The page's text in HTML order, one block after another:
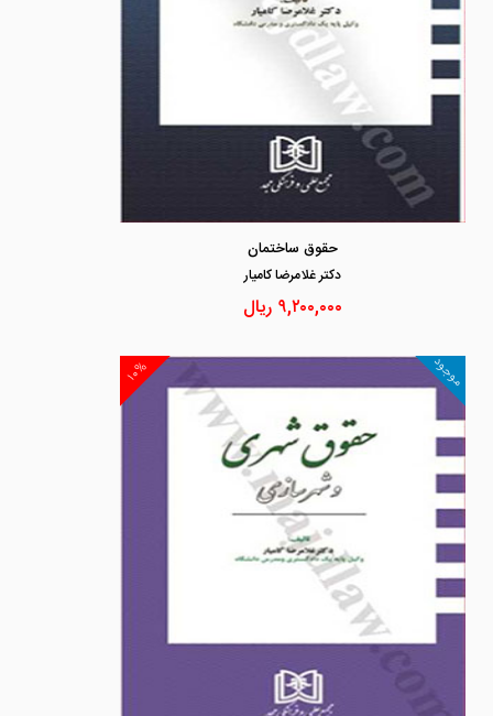
حقوق ساختمان
دكتر غلامرضا كاميار
۹,۲۰۰,۰۰۰ ریال
۱۰% موجود